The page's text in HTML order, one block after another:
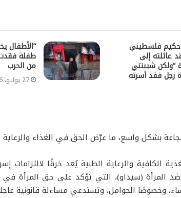
حكيم فلسطيني
عائلته إلى
“ولكن شيبتني
رجل فقد أسرته
“الأطفال
طفلة
من الحرب
27 يوليو، 2026
بشكل واسع، ما عرّض الحق في الغذاء والرعاية
المرأة (سيداو)، التي تؤكد على حق المرأة
وخصوصًا الحوامل، وتستدعي مساءلة قانونية